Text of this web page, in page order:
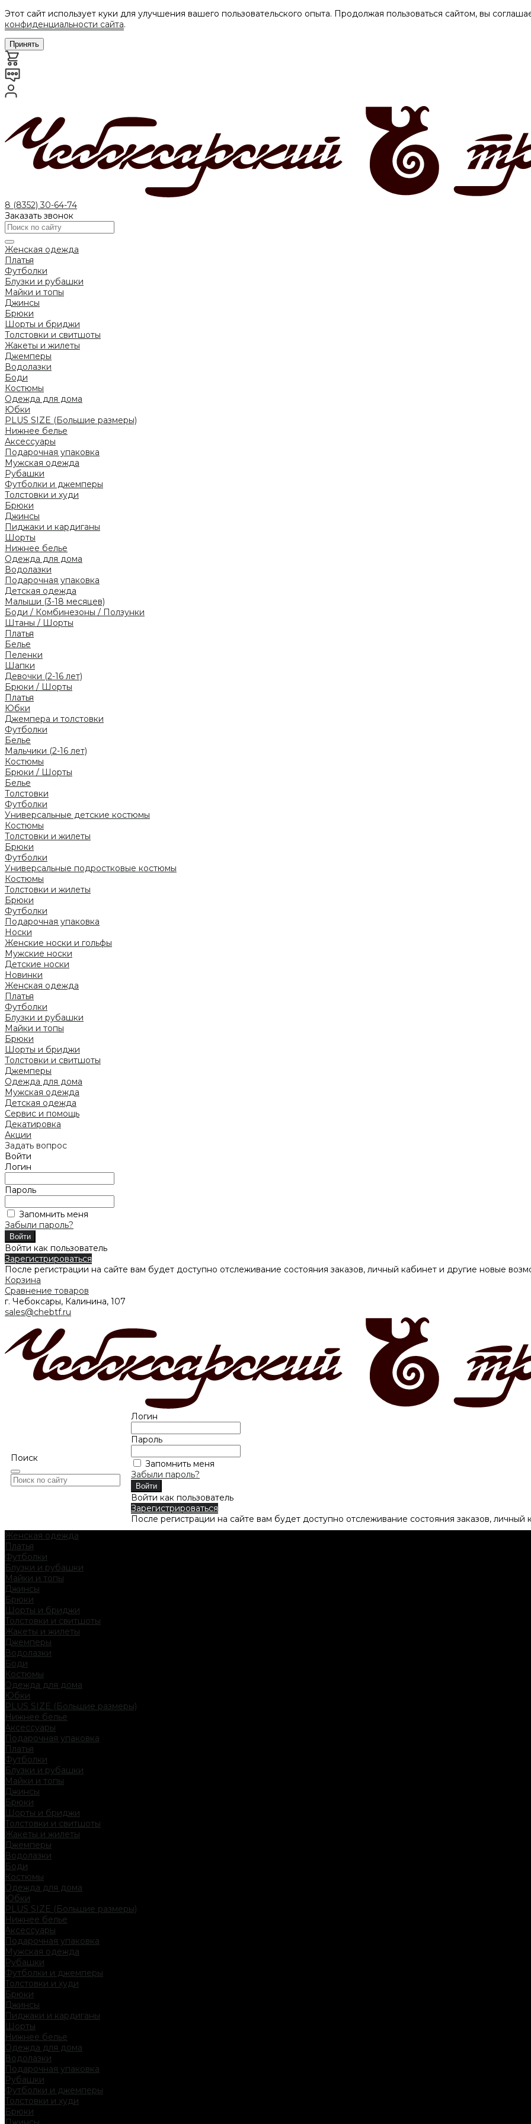
Этот сайт использует куки для улучшения вашего пользовательского опыта. Продолжая пользоваться сайтом, вы
конфиденциальности сайта.
Принять
8 (8352) 30-64-74
Заказать звонок
Женская одежда
Платья
Футболки
Блузки и рубашки
Майки и топы
Джинсы
Брюки
Шорты и бриджи
Толстовки и свитшоты
Жакеты и жилеты
Джемперы
Водолазки
Боди
Костюмы
Одежда для дома
Юбки
PLUS SIZE (Большие размеры)
Нижнее белье
Аксессуары
Подарочная упаковка
Мужская одежда
Рубашки
Футболки и джемперы
Толстовки и худи
Брюки
Джинсы
Пиджаки и кардиганы
Шорты
Нижнее белье
Одежда для дома
Водолазки
Подарочная упаковка
Детская одежда
Малыши (3-18 месяцев)
Боди / Комбинезоны / Ползунки
Штаны / Шорты
Платья
Белье
Пеленки
Шапки
Девочки (2-16 лет)
Брюки / Шорты
Платья
Юбки
Джемпера и толстовки
Футболки
Белье
Мальчики (2-16 лет)
Костюмы
Брюки / Шорты
Белье
Толстовки
Футболки
Универсальные детские костюмы
Костюмы
Толстовки и жилеты
Брюки
Футболки
Универсальные подростковые костюмы
Костюмы
Толстовки и жилеты
Брюки
Футболки
Подарочная упаковка
Носки
Женские носки и гольфы
Мужские носки
Детские носки
Новинки
Женская одежда
Платья
Футболки
Блузки и рубашки
Майки и топы
Брюки
Шорты и бриджи
Толстовки и свитшоты
Джемперы
Одежда для дома
Мужская одежда
Детская одежда
Сервис и помощь
Декатировка
Акции
Задать вопрос
Войти
Логин
Пароль
Запомнить меня
Забыли пароль?
Войти как пользователь
Зарегистрироваться
После регистрации на сайте вам будет доступно отслеживание состояния заказов, личный кабинет и другие новые
Корзина
Сравнение товаров
г. Чебоксары, Калинина, 107
sales@chebtf.ru
Поиск
Логин
Пароль
Запомнить меня
Забыли пароль?
Войти как пользователь
Зарегистрироваться
После регистрации на сайте вам будет доступно отслеживание состояния заказов,
Женская одежда
Платья
Футболки
Блузки и рубашки
Майки и топы
Джинсы
Брюки
Шорты и бриджи
Толстовки и свитшоты
Жакеты и жилеты
Джемперы
Водолазки
Боди
Костюмы
Одежда для дома
Юбки
PLUS SIZE (Большие размеры)
Нижнее белье
Аксессуары
Подарочная упаковка
Платья
Футболки
Блузки и рубашки
Майки и топы
Джинсы
Брюки
Шорты и бриджи
Толстовки и свитшоты
Жакеты и жилеты
Джемперы
Водолазки
Боди
Костюмы
Одежда для дома
Юбки
PLUS SIZE (Большие размеры)
Нижнее белье
Аксессуары
Подарочная упаковка
Мужская одежда
Рубашки
Футболки и джемперы
Толстовки и худи
Брюки
Джинсы
Пиджаки и кардиганы
Шорты
Нижнее белье
Одежда для дома
Водолазки
Подарочная упаковка
Рубашки
Футболки и джемперы
Толстовки и худи
Брюки